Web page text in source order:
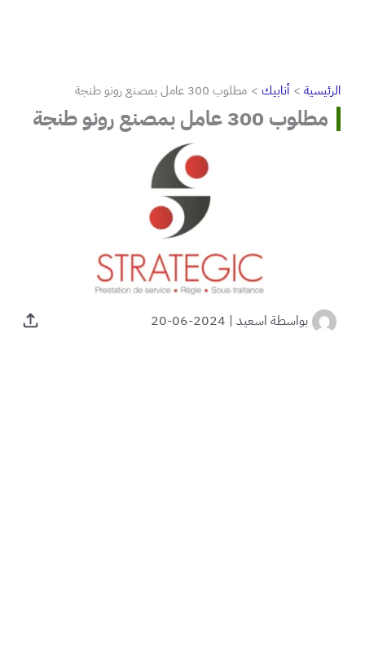
الرئيسية أنابيك مطلوب 300 عامل بمصنع رونو طنجة
مطلوب 300 عامل بمصنع رونو طنجة
بواسطة اسعيد |
2024-06-20